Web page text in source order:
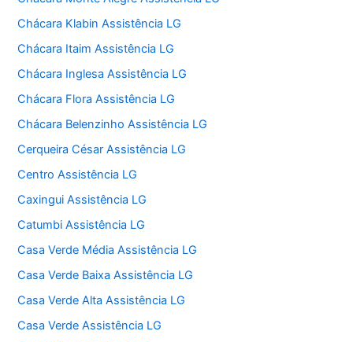
Chácara Klabin Assistência LG
Chácara Itaim Assistência LG
Chácara Inglesa Assistência LG
Chácara Flora Assistência LG
Chácara Belenzinho Assistência LG
Cerqueira César Assistência LG
Centro Assistência LG
Caxingui Assistência LG
Catumbi Assistência LG
Casa Verde Média Assistência LG
Casa Verde Baixa Assistência LG
Casa Verde Alta Assistência LG
Casa Verde Assistência LG